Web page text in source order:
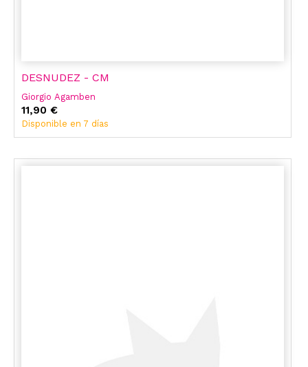
DESNUDEZ - CM
Giorgio Agamben
11,90 €
Disponible en 7 días